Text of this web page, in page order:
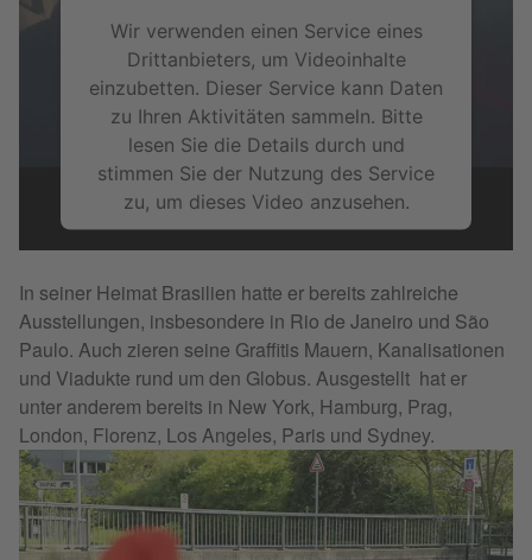
Wir verwenden einen Service eines
Drittanbieters, um Videoinhalte
einzubetten. Dieser Service kann Daten
zu Ihren Aktivitäten sammeln. Bitte
lesen Sie die Details durch und
stimmen Sie der Nutzung des Service
zu, um dieses Video anzusehen.
In seiner Heimat Brasilien hatte er bereits zahlreiche
Ausstellungen, insbesondere in Rio de Janeiro und São
Paulo. Auch zieren seine Graffitis Mauern, Kanalisationen
und Viadukte rund um den Globus. Ausgestellt hat er
unter anderem bereits in New York, Hamburg, Prag,
London, Florenz, Los Angeles, Paris und Sydney.